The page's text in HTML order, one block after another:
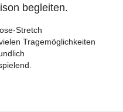
begleiten.
Stretch
Tragemöglichkeiten